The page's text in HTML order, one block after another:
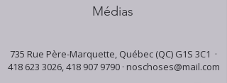
Médias
735 Rue Père-Marquette, Québec (QC) G1S 3C1 ·
418 623 3026,418 907 9790· noschoses@mail.com